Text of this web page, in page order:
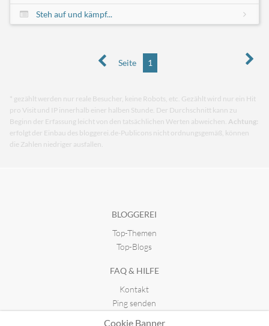
Steh auf und kämpf...
Seite 1
* gezählt werden nur reale Besucher, keine Robots, etc. Gezählt wird nur ein Hit
pro Visit und IP innerhalb einer halben Stunde. Der Durchschnitt kann zu
Beginn der Erfassung leicht von den tatsächlichen Werten abweichen. Achtung:
erfolgt der Einbau des bloggerei.de-Publicons nicht ordnungsgemäß, können
die Zahlen niedriger ausfallen.
BLOGGEREI
Top-Themen
Top-Blogs
FAQ & HILFE
Kontakt
Ping senden
Cookie Banner